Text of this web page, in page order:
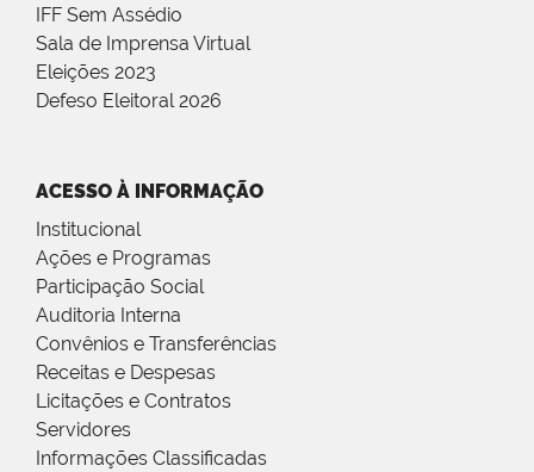
IFF Sem Assédio
Sala de Imprensa Virtual
Eleições 2023
Defeso Eleitoral 2026
ACESSO À INFORMAÇÃO
Institucional
Ações e Programas
Participação Social
Auditoria Interna
Convênios e Transferências
Receitas e Despesas
Licitações e Contratos
Servidores
Informações Classificadas